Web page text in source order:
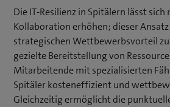
Die IT-Resilienz in Spitälern lässt
Kollaboration erhöhen; dieser
strategischen Wettbewerbsvorteil zu
gezielte Bereitstellung von
Mitarbeitende mit spezialisierten
Spitäler kosteneffizient und
Gleichzeitig ermöglicht die